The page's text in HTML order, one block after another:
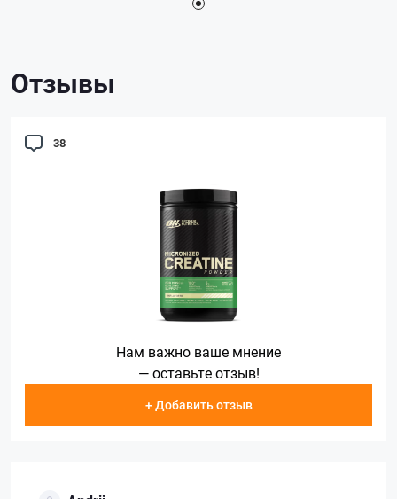
Отзывы
38
Нам важно ваше мнение
— оставьте отзыв!
+ Добавить отзыв